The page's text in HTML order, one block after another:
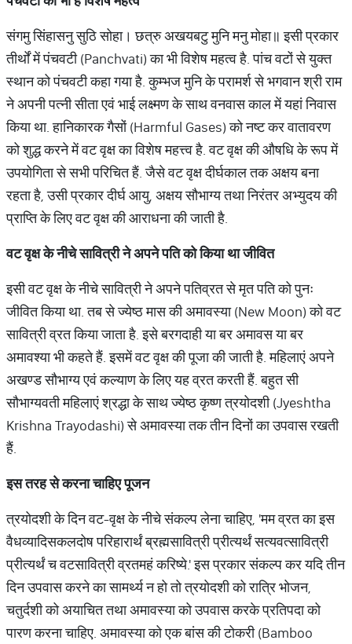
संगमु सिंहासनु सुठि सोहा। छत्रु अखयबटु मुनि मनु मोहा॥ इसी प्रकार
तीर्थों में पंचवटी (Panchvati) का भी विशेष महत्व है. पांच वटों से युक्त
स्थान को पंचवटी कहा गया है. कुम्भज मुनि के परामर्श से भगवान श्री राम
ने अपनी पत्नी सीता एवं भाई लक्ष्मण के साथ वनवास काल में यहां निवास
किया था. हानिकारक गैसों (Harmful Gases) को नष्ट कर वातावरण
को शुद्ध करने में वट वृक्ष का विशेष महत्त्व है. वट वृक्ष की औषधि के रूप में
उपयोगिता से सभी परिचित हैं. जैसे वट वृक्ष दीर्घकाल तक अक्षय बना
रहता है, उसी प्रकार दीर्घ आयु, अक्षय सौभाग्य तथा निरंतर अभ्युदय की
प्राप्ति के लिए वट वृक्ष की आराधना की जाती है.
वट वृक्ष के नीचे सावित्री ने अपने पति को किया था जीवित
इसी वट वृक्ष के नीचे सावित्री ने अपने पतिव्रत से मृत पति को पुनः
जीवित किया था. तब से ज्येष्ठ मास की अमावस्या (New Moon) को वट
सावित्री व्रत किया जाता है. इसे बरगदाही या बर अमावस या बर
अमावश्या भी कहते हैं. इसमें वट वृक्ष की पूजा की जाती है. महिलाएं अपने
अखण्ड सौभाग्य एवं कल्याण के लिए यह व्रत करती हैं. बहुत सी
सौभाग्यवती महिलाएं श्रद्धा के साथ ज्येष्ठ कृष्ण त्रयोदशी (Jyeshtha
Krishna Trayodashi) से अमावस्या तक तीन दिनों का उपवास रखती
हैं.
इस तरह से करना चाहिए पूजन
त्रयोदशी के दिन वट-वृक्ष के नीचे संकल्प लेना चाहिए, 'मम व्रत का इस
वैधव्यादिसकलदोष परिहारार्थं ब्रह्मसावित्री प्रीत्यर्थं सत्यवत्सावित्री
प्रीत्यर्थं च वटसावित्री व्रतमहं करिष्ये.' इस प्रकार संकल्प कर यदि तीन
दिन उपवास करने का सामर्थ्य न हो तो त्रयोदशी को रात्रि भोजन,
चतुर्दशी को अयाचित तथा अमावस्या को उपवास करके प्रतिपदा को
पारण करना चाहिए. अमावस्या को एक बांस की टोकरी (Bamboo